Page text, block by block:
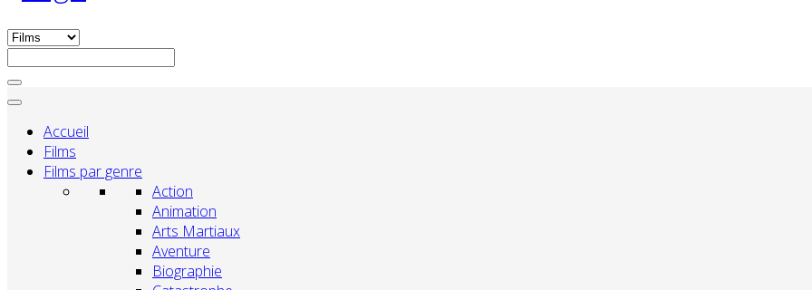
Accueil
Films
Films par genre
Action
Animation
Arts Martiaux
Aventure
Biographie